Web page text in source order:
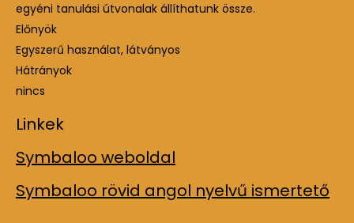
egyéni tanulási útvonalak állíthatunk össze.
Előnyök
Egyszerű használat, látványos
Hátrányok
nincs
Linkek
Symbaloo weboldal
Symbaloo rövid angol nyelvű ismertető